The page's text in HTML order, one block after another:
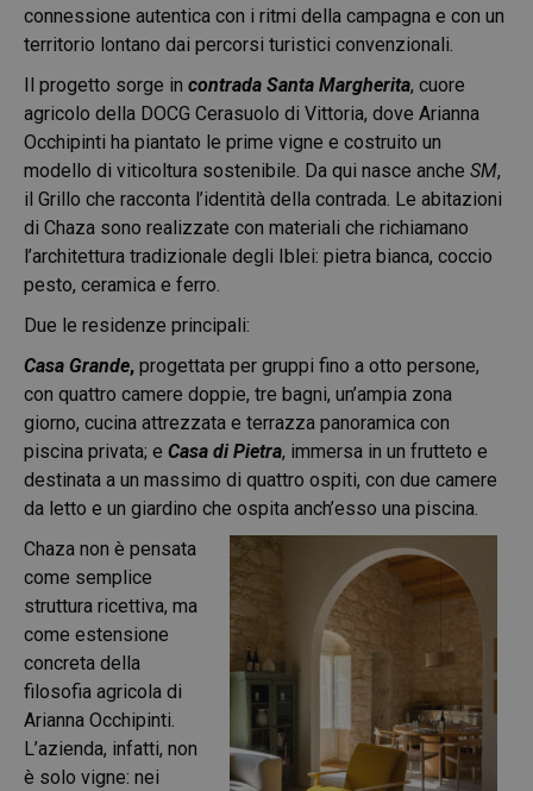
connessione autentica con i ritmi della campagna e con un
territorio lontano dai percorsi turistici convenzionali.
Il progetto sorge in contrada Santa Margherita, cuore
agricolo della DOCG Cerasuolo di Vittoria, dove Arianna
Occhipinti ha piantato le prime vigne e costruito un
modello di viticoltura sostenibile. Da qui nasce anche SM,
il Grillo che racconta l’identità della contrada. Le abitazioni
di Chaza sono realizzate con materiali che richiamano
l’architettura tradizionale degli Iblei: pietra bianca, coccio
pesto, ceramica e ferro.
Due le residenze principali:
Casa Grande, progettata per gruppi fino a otto persone,
con quattro camere doppie, tre bagni, un’ampia zona
giorno, cucina attrezzata e terrazza panoramica con
piscina privata; e Casa di Pietra, immersa in un frutteto e
destinata a un massimo di quattro ospiti, con due camere
da letto e un giardino che ospita anch’esso una piscina.
Chaza non è pensata
come semplice
struttura ricettiva, ma
come estensione
concreta della
filosofia agricola di
Arianna Occhipinti.
L’azienda, infatti, non
è solo vigne: nei